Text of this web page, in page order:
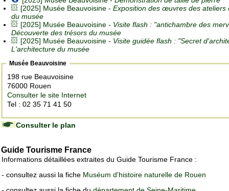
[2025] Musée Beauvoisine - Exposition des œuvres des ateliers
du musée
[2025] Musée Beauvoisine - Visite flash : "antichambre des
Découverte des trésors du musée
[2025] Musée Beauvoisine - Visite guidée flash : "Secret
L'architecture du musée
Musée Beauvoisine
198 rue Beauvoisine
76000 Rouen
Consulter le site Internet
Tel : 02 35 71 41 50
Consulter le plan
Guide Tourisme France
Informations détaillées extraites du Guide Tourisme France :
- consultez aussi la fiche Muséum d'histoire naturelle de Rouen